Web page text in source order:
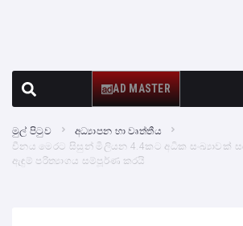
AD MASTER
මුල් පිටුව
අධ්‍යාපන හා වෘත්තීය
චීනය මෙරට සිසුන් මිලියන 4.4කට අධික සංඛ්‍යාවක්
ඇඳුම් පරිත්‍යාගය සම්පූර්ණ කරයි